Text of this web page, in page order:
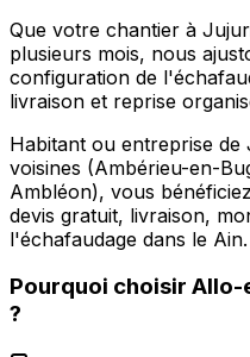
Que votre chantier à
plusieurs mois, nous
configuration de
livraison et reprise
Habitant ou entreprise de
voisines (Ambérieu-en-
Ambléon), vous
devis gratuit, livraison,
l'échafaudage dans le Ain.
Pourquoi choisir Allo-
?